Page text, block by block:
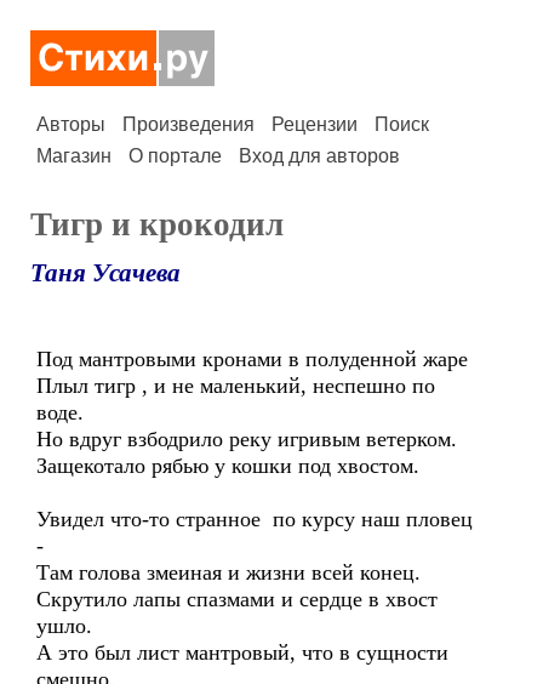
Авторы Произведения Рецензии
Поиск
Магазин
О портале Вход для авторов
Тигр и крокодил
Таня Усачева
Под мантровыми кронами в полуденной жаре
Плыл тигр , и не маленький, неспешно по
воде.
Но вдруг взбодрило реку игривым ветерком.
Защекотало рябью у кошки под хвостом.
Увидел что-то странное по курсу наш пловец
-
Там голова змеиная и жизни всей конец.
Скрутило лапы спазмами и сердце в хвост
ушло.
А это был лист мантровый, что в сущности
смешно.